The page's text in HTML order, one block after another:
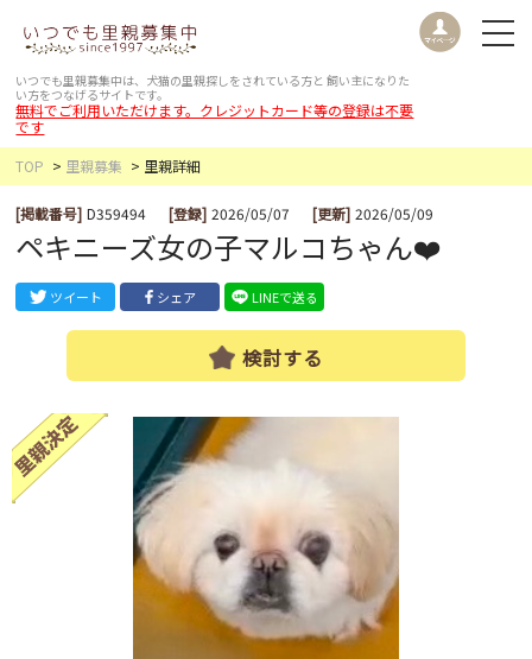
いつでも里親募集中は、犬猫の里親探しをされている方と 飼い主になりた
い方をつなげるサイトです。
無料でご利用いただけます。クレジットカード等の登録は不要
です
TOP
里親募集 里親詳細
[掲載番号] D359494 [登録] 2026/05/07 [更新] 2026/05/09
ペキニーズ女の子マルコちゃん❤️
ツイート シェア LINEで送る
検討する